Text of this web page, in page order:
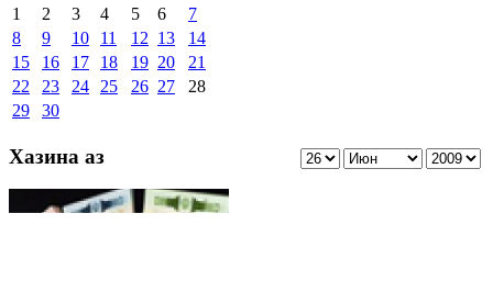
1
2 3 4 5 6
7
8
9 10 11 12 13
14
15
16 17 18 19 20
21
22
23 24 25 26 27
28
29
30
Хазина аз